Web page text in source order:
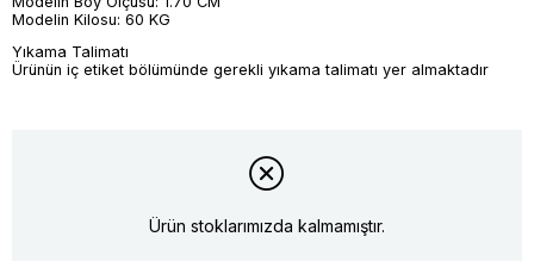
Modelin Kilosu: 60 KG
Yıkama Talimatı
Ürünün iç etiket bölümünde gerekli yıkama talimatı yer almaktadır
Ürün stoklarımızda kalmamıştır.